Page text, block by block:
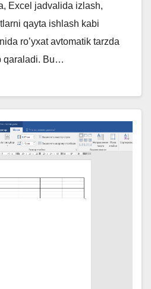
Excel jadvalida izlash,
qayta ishlash kabi
ro’yxat avtomatik tarzda
qaraladi. Bu…